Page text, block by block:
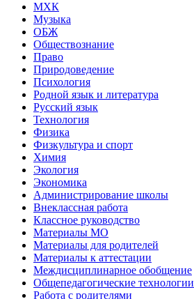
МХК
Музыка
ОБЖ
Обществознание
Право
Природоведение
Психология
Родной язык и литература
Русский язык
Технология
Физика
Физкультура и спорт
Химия
Экология
Экономика
Администрирование школы
Внеклассная работа
Классное руководство
Материалы МО
Материалы для родителей
Материалы к аттестации
Междисциплинарное обобщение
Общепедагогические технологии
Работа с родителями